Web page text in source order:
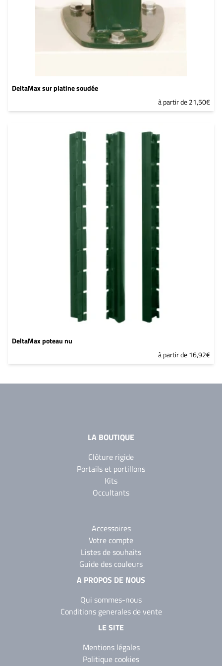
DeltaMax sur platine soudée
à partir de 21,50€
DeltaMax poteau nu
à partir de 16,92€
LA BOUTIQUE
Clôture rigide
Portails et portillons
Kits
Occultants
Accessoires
Votre compte
Listes de souhaits
Guide des couleurs
A PROPOS DE NOUS
Qui sommes-nous
Conditions generales de vente
LE SITE
Mentions légales
Politique cookies